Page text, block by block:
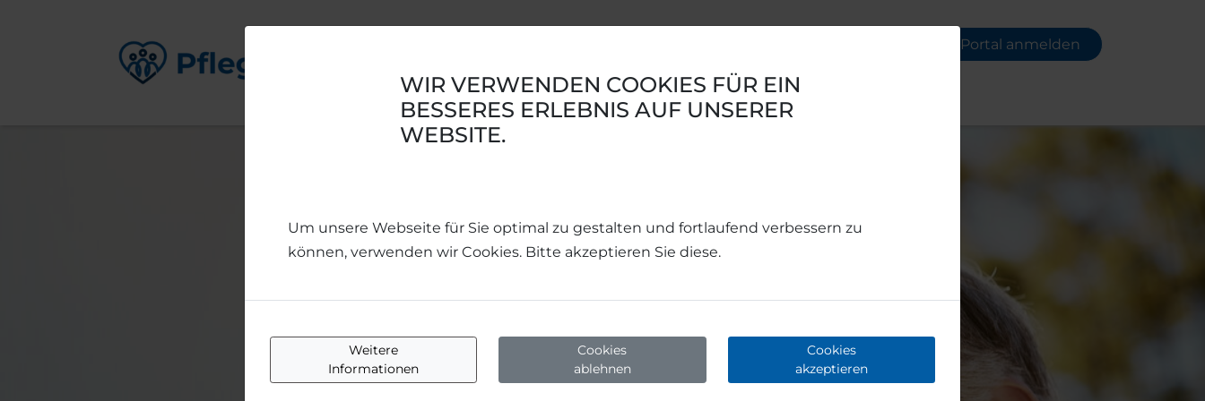
In Ihrem Pflegekurs-Portal anmelden
WIR VERWENDEN COOKIES FÜR EIN
BESSERES ERLEBNIS AUF UNSERER
WEBSITE.
Um unsere Webseite für Sie optimal zu gestalten und fortlaufend verbessern zu
können, verwenden wir Cookies. Bitte akzeptieren Sie diese.
Weitere
Informationen
Cookies
ablehnen
Cookies
akzeptieren